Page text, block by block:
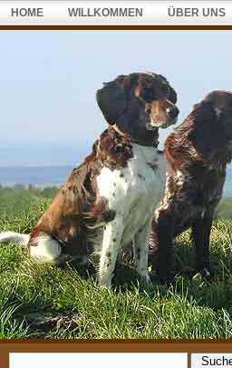
HOME WILLKOMMEN ÜBER UNS